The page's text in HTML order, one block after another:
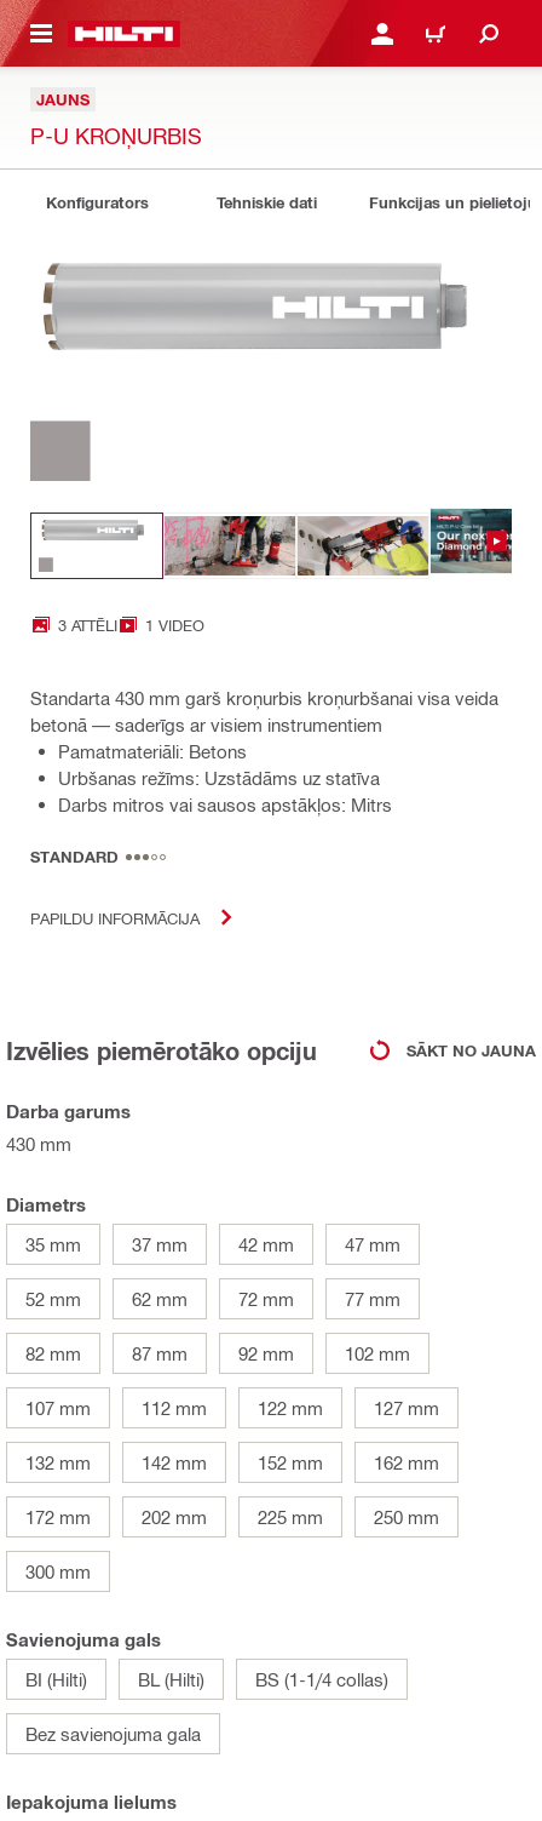
SATURU PIESLĒGTIES VAI
IEPIRKŠANĀS
JAUNS
P-U KROŅURBIS
Konfigurators Tehniskie dati Funkcijas un
3 ATTĒLI 1 VIDEO
Standarta 430 mm garš kroņurbis kroņurbšanai visa veida
betonā — saderīgs ar visiem instrumentiem
Pamatmateriāli: Betons
Urbšanas režīms: Uzstādāms uz statīva
Darbs mitros vai sausos apstākļos: Mitrs
STANDARD
PAPILDU INFORMĀCIJA
Izvēlies piemērotāko opciju SĀKT NO JAUNA
Darba garums
430 mm
Diametrs
35 mm
37 mm 42 mm 47 mm
52 mm 62 mm 72 mm 77 mm
82 mm 87 mm 92 mm 102 mm
107 mm 112 mm 122 mm 127 mm
132 mm 142 mm 152 mm 162 mm
172 mm 202 mm 225 mm 250 mm
300 mm
Savienojuma gals
BI (Hilti)
BL (Hilti) BS (1-1/4 collas)
Bez savienojuma gala
Iepakojuma lielums